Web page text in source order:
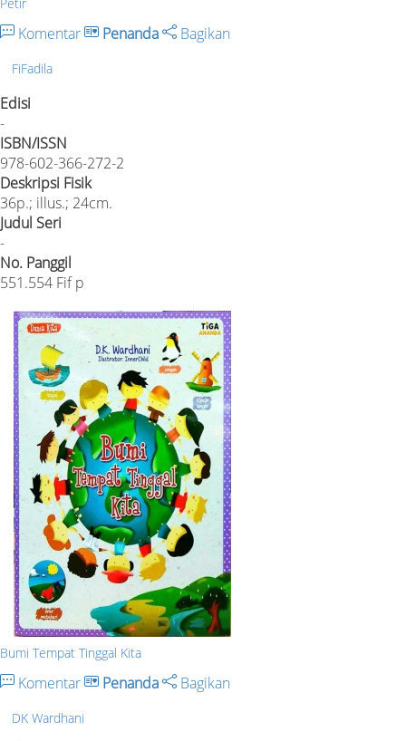
Komentar Penanda Bagikan
FiFadila
Edisi
-
ISBN/ISSN
978-602-366-272-2
Deskripsi Fisik
36p.; illus.; 24cm.
Judul Seri
-
No. Panggil
551.554 Fif p
Bumi Tempat Tinggal Kita
Komentar Penanda Bagikan
DK Wardhani